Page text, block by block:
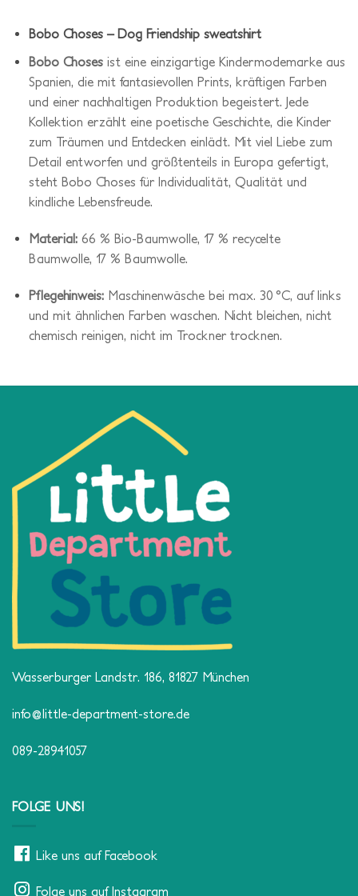
Bobo Choses – Dog Friendship sweatshirt
Bobo Chosesist eine einzigartige Kindermodemarke aus
Spanien, die mit fantasievollen Prints, kräftigen Farben
und einer nachhaltigen Produktion begeistert. Jede
Kollektion erzählt eine poetische Geschichte, die Kinder
zum Träumen und Entdecken einlädt. Mit viel Liebe zum
Detail entworfen und größtenteils in Europa gefertigt,
steht Bobo Choses für Individualität, Qualität und
kindliche Lebensfreude.
Material:66 % Bio-Baumwolle, 17 % recycelte
Baumwolle, 17 % Baumwolle.
Pflegehinweis:Maschinenwäsche bei max. 30 °C, auf links
und mit ähnlichen Farben waschen. Nicht bleichen, nicht
chemisch reinigen, nicht im Trockner trocknen.
Wasserburger Landstr. 186, 81827 München
info@little-department-store.de
089-28941057
FOLGE UNS!
Like uns auf Facebook
Folge uns auf Instagram